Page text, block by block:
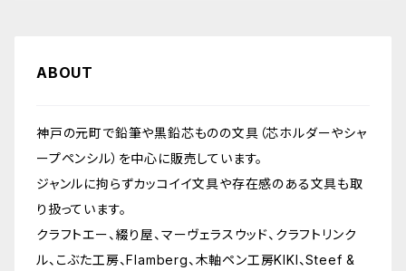
ABOUT
神戸の元町で鉛筆や黒鉛芯ものの文具（芯ホルダーやシャ
ープペンシル）を中心に販売しています。
ジャンルに拘らずカッコイイ文具や存在感のある文具も取
り扱っています。
クラフトエー、綴り屋、マーヴェラスウッド、クラフトリンク
ル、こぶた工房、Flamberg、木軸ペン工房KIKI、Steef &